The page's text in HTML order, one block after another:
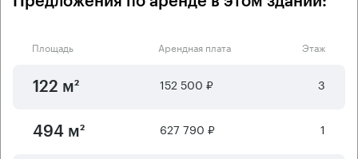
Площадь Арендная плата Этаж
122 м² 152 500 ₽ 3
494 м² 627 790 ₽ 1